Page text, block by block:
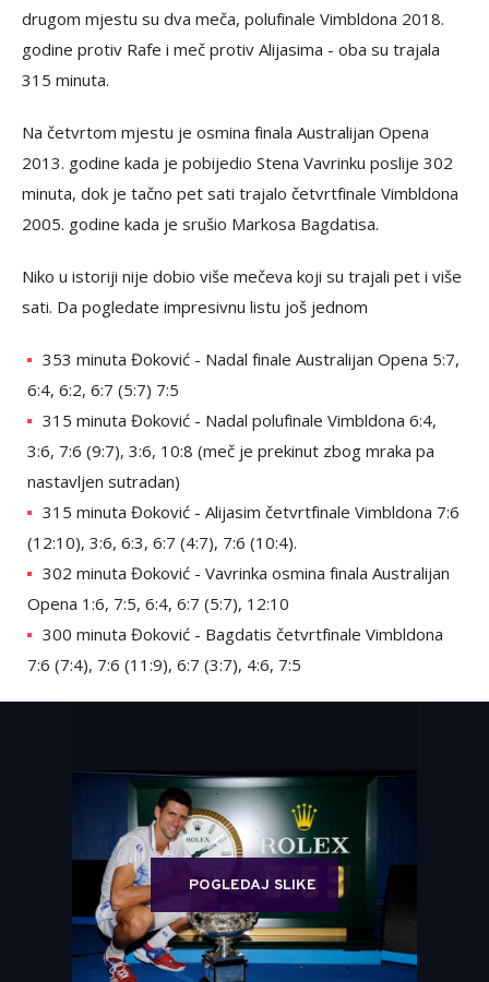
drugom mjestu su dva meča, polufinale Vimbldona 2018.
godine protiv Rafe i meč protiv Alijasima - oba su trajala
315 minuta.
Na četvrtom mjestu je osmina finala Australijan Opena
2013. godine kada je pobijedio Stena Vavrinku poslije 302
minuta, dok je tačno pet sati trajalo četvrtfinale Vimbldona
2005. godine kada je srušio Markosa Bagdatisa.
Niko u istoriji nije dobio više mečeva koji su trajali pet i više
sati. Da pogledate impresivnu listu još jednom
353 minuta Đoković - Nadal finale Australijan Opena 5:7,
6:4, 6:2, 6:7 (5:7) 7:5
315 minuta Đoković - Nadal polufinale Vimbldona 6:4,
3:6, 7:6 (9:7), 3:6, 10:8 (meč je prekinut zbog mraka pa
nastavljen sutradan)
315 minuta Đoković - Alijasim četvrtfinale Vimbldona 7:6
(12:10), 3:6, 6:3, 6:7 (4:7), 7:6 (10:4).
302 minuta Đoković - Vavrinka osmina finala Australijan
Opena 1:6, 7:5, 6:4, 6:7 (5:7), 12:10
300 minuta Đoković - Bagdatis četvrtfinale Vimbldona
7:6 (7:4), 7:6 (11:9), 6:7 (3:7), 4:6, 7:5
POGLEDAJ SLIKE